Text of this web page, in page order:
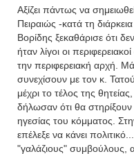
Αξίζει πάντως να
Πειραιώς -κατά τη
Βορίδης ξεκαθάρισε ότι
ήταν λίγοι οι
την περιφερειακή αρχή.
συνεχίσουν με τον κ.
μέχρι το τέλος της
δήλωσαν ότι θα
ηγεσίας του κόμματος.
επέλεξε να κάνει
"γαλάζιους" συμβούλους,